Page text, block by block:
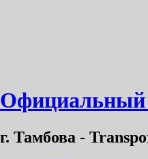
Официальный
г. Тамбова -